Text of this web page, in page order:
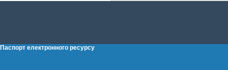
Паспорт електронного ресурсу